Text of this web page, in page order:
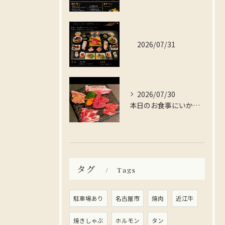
2026/07/31
2026/07/30
本日のお食事にいかがですか？
タグ Tags
駐車場あり 名古屋市 焼肉 近江牛
焼きしゃぶ ホルモン タン